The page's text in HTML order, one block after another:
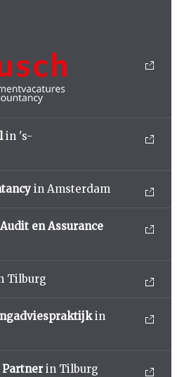
in 's-
in Amsterdam
en Assurance
Tilburg
in
in Tilburg